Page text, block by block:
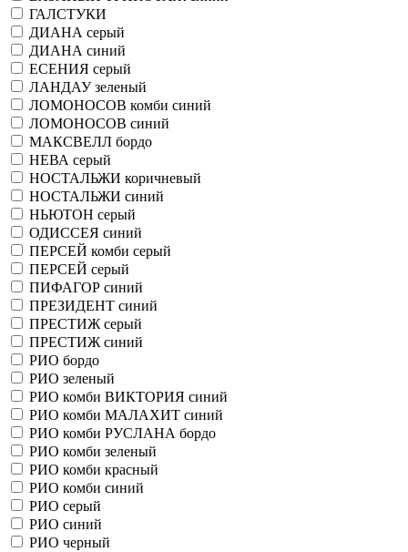
ГАЛСТУКИ
ДИАНА серый
ДИАНА синий
ЕСЕНИЯ серый
ЛАНДАУ зеленый
ЛОМОНОСОВ комби синий
ЛОМОНОСОВ синий
МАКСВЕЛЛ бордо
НЕВА серый
НОСТАЛЬЖИ коричневый
НОСТАЛЬЖИ синий
НЬЮТОН серый
ОДИССЕЯ синий
ПЕРСЕЙ комби серый
ПЕРСЕЙ серый
ПИФАГОР синий
ПРЕЗИДЕНТ синий
ПРЕСТИЖ серый
ПРЕСТИЖ синий
РИО бордо
РИО зеленый
РИО комби ВИКТОРИЯ синий
РИО комби МАЛАХИТ синий
РИО комби РУСЛАНА бордо
РИО комби зеленый
РИО комби красный
РИО комби синий
РИО серый
РИО синий
РИО черный